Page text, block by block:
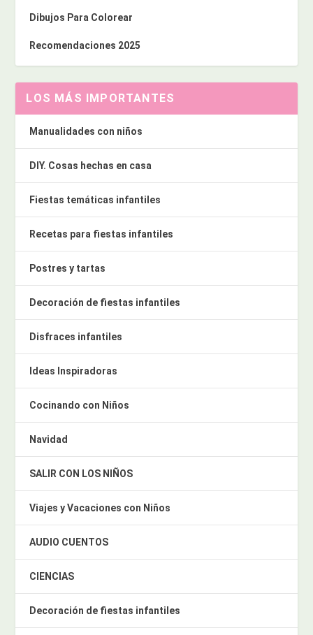
Dibujos Para Colorear
Recomendaciones 2025
LOS MÁS IMPORTANTES
Manualidades con niños
DIY. Cosas hechas en casa
Fiestas temáticas infantiles
Recetas para fiestas infantiles
Postres y tartas
Decoración de fiestas infantiles
Disfraces infantiles
Ideas Inspiradoras
Cocinando con Niños
Navidad
SALIR CON LOS NIÑOS
Viajes y Vacaciones con Niños
AUDIO CUENTOS
CIENCIAS
Decoración de fiestas infantiles